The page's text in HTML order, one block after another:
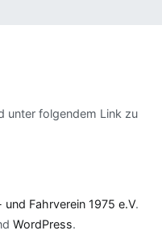
unter folgendem Link zu
und Fahrverein 1975 e.V.
WordPress.